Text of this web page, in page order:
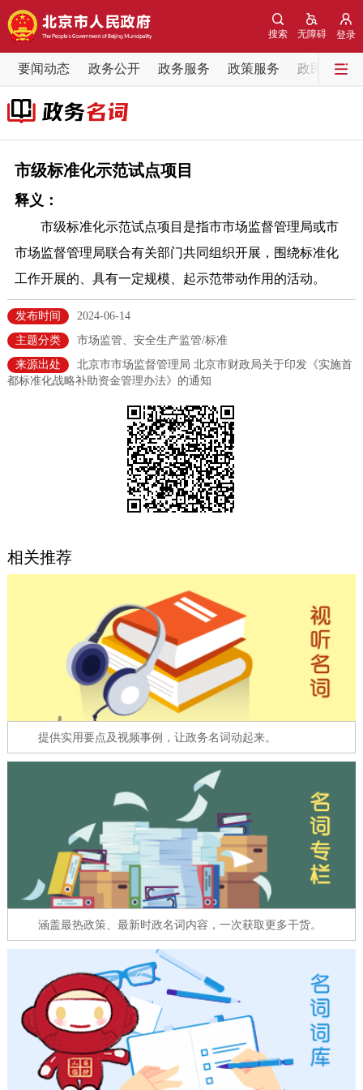
登录
无障碍
搜索
要闻动态 政务公开 政务服务 政策服务 政民互动
要闻动态
党中央精神
各区热点
政务公开
市领导 机构职能 政策服务
政策兑现 政策解读
决策公开 专题公开
法人服务
利企服务
中介服务
12345网上接诉即办 我要咨询 我要建议
在线访谈 图说互动
走进北京
十六区概览
绿色北京 图说北京 视频北京
多语种
ENGLISH 한국어 日本語
FRANÇAIS
ESPAÑOL العربية PORTUGUÊS
ITALIANO
市级标准化示范试点项目
释义：
市级标准化示范试点项目是指市市场监督管理局或市
市场监督管理局联合有关部门共同组织开展，围绕标准化
工作开展的、具有一定规模、起示范带动作用的活动。
发布时间
2024-06-14
主题分类
市场监管、安全生产监管/标准
来源出处
北京市市场监督管理局 北京市财政局关于印发《实施首
都标准化战略补助资金管理办法》的通知
相关推荐
提供实用要点及视频事例，让政务名词动起来。
涵盖最热政策、最新时政名词内容，一次获取更多干货。